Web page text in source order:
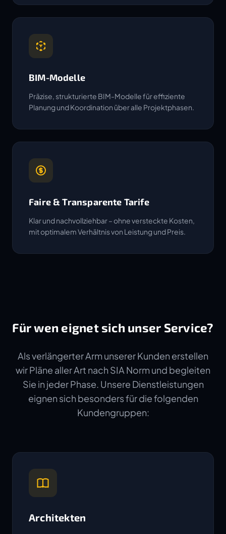
BIM-Modelle
Präzise, strukturierte BIM-Modelle für effiziente
Planung und Koordination über alle Projektphasen.
Faire & Transparente Tarife
Klar und nachvollziehbar – ohne versteckte Kosten,
mit optimalem Verhältnis von Leistung und Preis.
Für wen eignet sich unser Service?
Als verlängerter Arm unserer Kunden erstellen
wir Pläne aller Art nach SIA Norm und begleiten
Sie in jeder Phase. Unsere Dienstleistungen
eignen sich besonders für die folgenden
Kundengruppen:
Architekten